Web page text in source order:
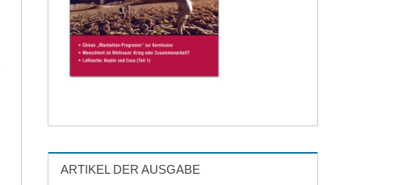
ARTIKEL DER AUSGABE